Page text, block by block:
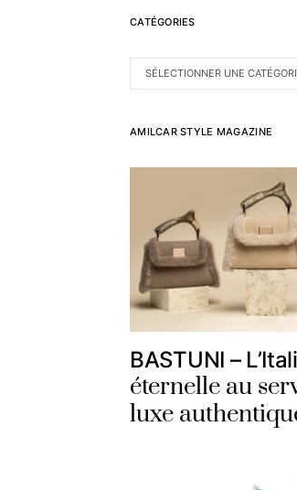
CATÉGORIES
CATÉGORIES
AMILCAR STYLE MAGAZINE
BASTUNI –
éternelle au
luxe